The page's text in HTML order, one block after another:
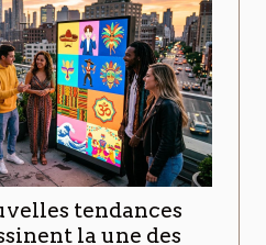
tendances
la une des